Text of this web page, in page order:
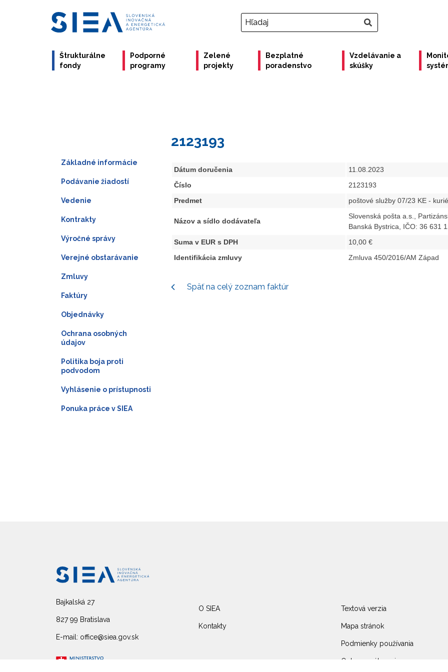
Štrukturálne
fondy
Podporné
programy
Zelené
projekty
Bezplatné
poradenstvo
Vzdelávanie a
skúšky
2123193
Dátum doručenia
11.08.2023
Číslo
2123193
Predmet
poštové služby 07/23 KE -
Názov a sídlo dodávateľa
Slovenská pošta a.s.,
Banská Bystrica, IČO: 36 631
Suma v EUR s DPH
10,00 €
Identifikácia zmluvy
Zmluva 450/2016/AM Západ
Späť na celý zoznam faktúr
Základné informácie
Podávanie žiadostí
Vedenie
Kontrakty
Výročné správy
Verejné obstarávanie
Zmluvy
Faktúry
Objednávky
Ochrana osobných
údajov
Politika boja proti
podvodom
Vyhlásenie o prístupnosti
Ponuka práce v SIEA
Bajkalská 27
827 99 Bratislava
E-mail: office@siea.gov.sk
O SIEA
Kontakty
Textová verzia
Mapa stránok
Podmienky používania
Ochrana súkromia